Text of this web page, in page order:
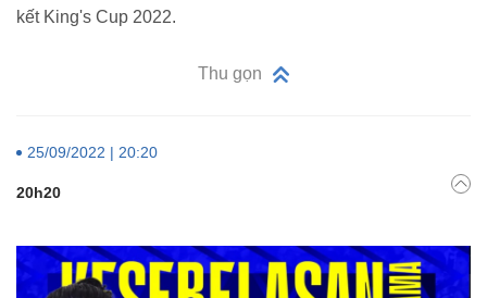
kết King's Cup 2022.
Thu gọn
25/09/2022 | 20:20
20h20